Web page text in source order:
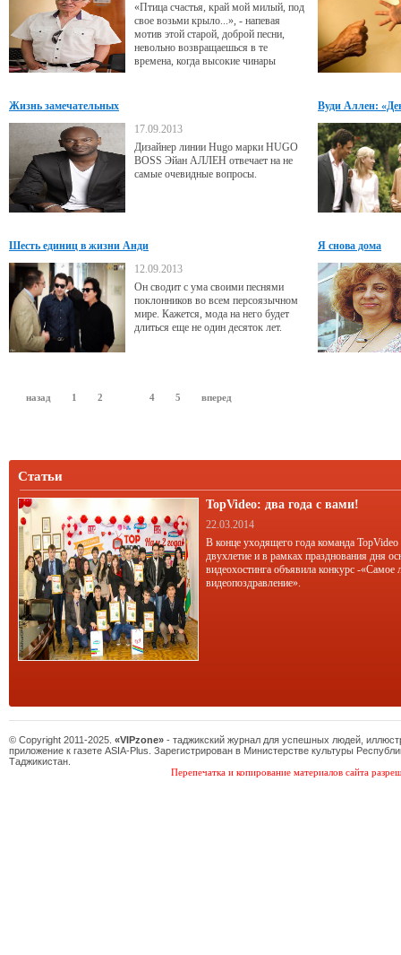
«Птица счастья, край мой милый, под
свое возьми крыло...», - напевая
мотив этой старой, доброй песни,
невольно возвращаешься в те
времена, когда высокие чинары
легендарного фильма «Джура -
охотник из Мин-Архара». Но совсем
немногие знают о том, кто написал к
Жизнь замечательных
17.09.2013
Дизайнер линии Hugo марки HUGO
BOSS Эйан АЛЛЕН отвечает на не
самые очевидные вопросы.
Вуди Аллен:
Шесть единиц в жизни Анди
12.09.2013
Он сводит с ума своими песнями
поклонников во всем персоязычном
мире. Кажется, мода на него будет
длиться еще не один десяток лет.
Я снова дома
назад 1 2 4 5 вперед
Статьи
TopVideo: два года с вами!
22.03.2014
В конце уходящего года команда TopVideo
двухлетие и в рамках празднования дня
видеохостинга объявила конкурс -«Самое
видеопоздравление».
© Copyright 2011-2025. «VIPzone» - таджикский журнал для успешных людей,
приложение к газете ASIA-Plus. Зарегистрирован в Министерстве культуры
Таджикистан.
Перепечатка и копирование материалов сайта